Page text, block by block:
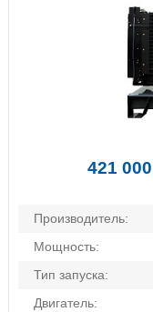
421 000
Производитель:
Мощность:
Тип запуска:
Двигатель: